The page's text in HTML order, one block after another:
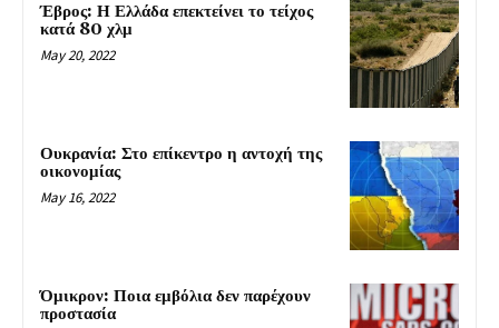
Έβρος: Η Ελλάδα επεκτείνει το τείχος
κατά 80 χλμ
May 20, 2022
Ουκρανία: Στο επίκεντρο η αντοχή της
οικονομίας
May 16, 2022
Όμικρον: Ποια εμβόλια δεν παρέχουν
προστασία